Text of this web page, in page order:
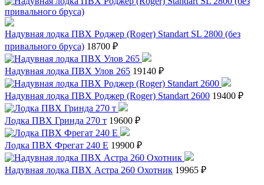
Надувная лодка ПВХ Роджер (Roger) Standart SL 2800 (без
привального бруса) 18700 ₽
Надувная лодка ПВХ Улов 265 19140 ₽
Надувная лодка ПВХ Роджер (Roger) Standart 2600 19400 ₽
Лодка ПВХ Гринда 270 т 19600 ₽
Лодка ПВХ Фрегат 240 Е 19900 ₽
Надувная лодка ПВХ Астра 260 Охотник 19965 ₽